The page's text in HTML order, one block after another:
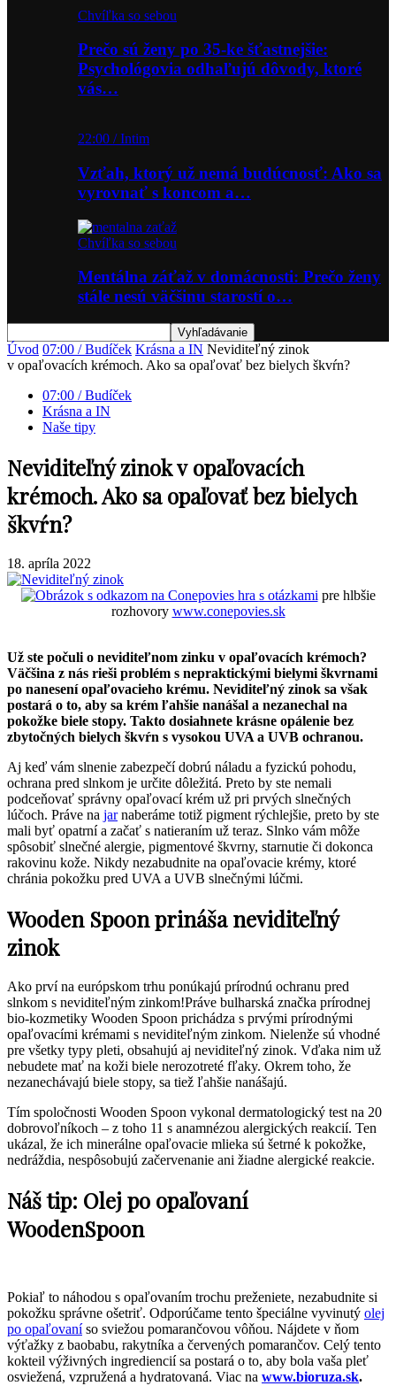
Chvíľka so sebou
Prečo sú ženy po 35-ke šťastnejšie:
Psychológovia odhaľujú dôvody, ktoré
vás…
22:00 / Intim
Vzťah, ktorý už nemá budúcnosť: Ako sa
vyrovnať s koncom a…
Chvíľka so sebou
Mentálna záťaž v domácnosti: Prečo ženy
stále nesú väčšinu starostí o…
Úvod 07:00 / Budíček Krásna a IN Neviditeľný zinok
v opaľovacích krémoch. Ako sa opaľovať bez bielych škvŕn?
07:00 / Budíček
Krásna a IN
Naše tipy
Neviditeľný zinok v opaľovacích
krémoch. Ako sa opaľovať bez bielych
škvŕn?
18. apríla 2022
hra s otázkami pre hlbšie
rozhovory www.conepovies.sk
Už ste počuli o neviditeľnom zinku v opaľovacích krémoch?
Väčšina z nás rieši problém s nepraktickými bielymi škvrnami
po nanesení opaľovacieho krému. Neviditeľný zinok sa však
postará o to, aby sa krém ľahšie nanášal a nezanechal na
pokožke biele stopy. Takto dosiahnete krásne opálenie bez
zbytočných bielych škvŕn s vysokou UVA a UVB ochranou.
Aj keď vám slnenie zabezpečí dobrú náladu a fyzickú pohodu,
ochrana pred slnkom je určite dôležitá. Preto by ste nemali
podceňovať správny opaľovací krém už pri prvých slnečných
lúčoch. Práve na jarnaberáme totiž pigment rýchlejšie, preto by ste
mali byť opatrní a začať s natieraním už teraz. Slnko vám môže
spôsobiť slnečné alergie, pigmentové škvrny, starnutie či dokonca
rakovinu kože. Nikdy nezabudnite na opaľovacie krémy, ktoré
chránia pokožku pred UVA a UVB slnečnými lúčmi.
Wooden Spoon prináša neviditeľný
zinok
Ako prví na európskom trhu ponúkajú prírodnú ochranu pred
slnkom s neviditeľným zinkom!Práve bulharská značka prírodnej
bio-kozmetiky Wooden Spoon prichádza s prvými prírodnými
opaľovacími krémami s neviditeľným zinkom. Nielenže sú vhodné
pre všetky typy pleti, obsahujú aj neviditeľný zinok. Vďaka nim už
nebudete mať na koži biele nerozotreté fľaky. Okrem toho, že
nezanechávajú biele stopy, sa tiež ľahšie nanášajú.
Tím spoločnosti Wooden Spoon vykonal dermatologický test na 20
dobrovoľníkoch – z toho 11 s anamnézou alergických reakcií. Ten
ukázal, že ich minerálne opaľovacie mlieka sú šetrné k pokožke,
nedráždia, nespôsobujú začervenanie ani žiadne alergické reakcie.
Náš tip: Olej po opaľovaní
WoodenSpoon
Pokiaľ to náhodou s opaľovaním trochu preženiete, nezabudnite si
pokožku správne ošetriť. Odporúčame tento špeciálne vyvinutý olej
po opaľovaníso sviežou pomarančovou vôňou. Nájdete v ňom
výťažky z baobabu, rakytníka a červených pomarančov. Celý tento
kokteil výživných ingrediencií sa postará o to, aby bola vaša pleť
osviežená, vzpružená a hydratovaná. Viac na www.bioruza.sk.